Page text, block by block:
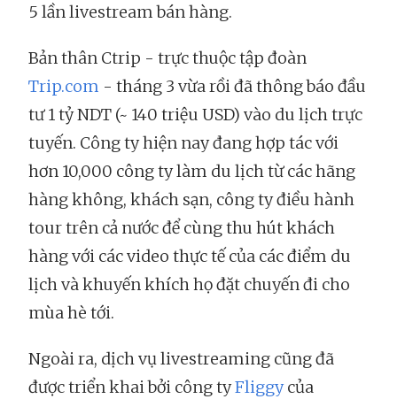
5 lần livestream bán hàng.
Bản thân Ctrip - trực thuộc tập đoàn
Trip.com - tháng 3 vừa rồi đã thông báo đầu
tư 1 tỷ NDT (~ 140 triệu USD) vào du lịch trực
tuyến. Công ty hiện nay đang hợp tác với
hơn 10,000 công ty làm du lịch từ các hãng
hàng không, khách sạn, công ty điều hành
tour trên cả nước để cùng thu hút khách
hàng với các video thực tế của các điểm du
lịch và khuyến khích họ đặt chuyến đi cho
mùa hè tới.
Ngoài ra, dịch vụ livestreaming cũng đã
được triển khai bởi công tyFliggycủa